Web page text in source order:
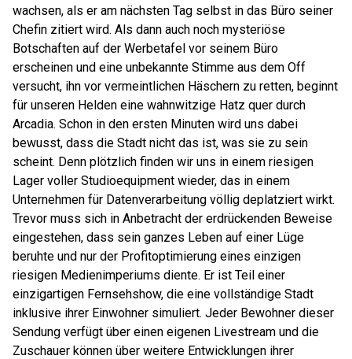
wachsen, als er am nächsten Tag selbst in das Büro seiner
Chefin zitiert wird. Als dann auch noch mysteriöse
Botschaften auf der Werbetafel vor seinem Büro
erscheinen und eine unbekannte Stimme aus dem Off
versucht, ihn vor vermeintlichen Häschern zu retten, beginnt
für unseren Helden eine wahnwitzige Hatz quer durch
Arcadia. Schon in den ersten Minuten wird uns dabei
bewusst, dass die Stadt nicht das ist, was sie zu sein
scheint. Denn plötzlich finden wir uns in einem riesigen
Lager voller Studioequipment wieder, das in einem
Unternehmen für Datenverarbeitung völlig deplatziert wirkt.
Trevor muss sich in Anbetracht der erdrückenden Beweise
eingestehen, dass sein ganzes Leben auf einer Lüge
beruhte und nur der Profitoptimierung eines einzigen
riesigen Medienimperiums diente. Er ist Teil einer
einzigartigen Fernsehshow, die eine vollständige Stadt
inklusive ihrer Einwohner simuliert. Jeder Bewohner dieser
Sendung verfügt über einen eigenen Livestream und die
Zuschauer können über weitere Entwicklungen ihrer